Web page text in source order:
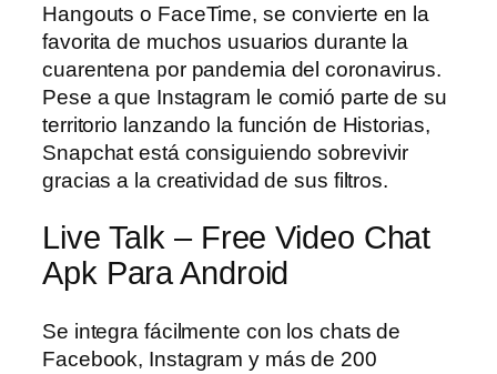
Hangouts o FaceTime, se convierte en la
favorita de muchos usuarios durante la
cuarentena por pandemia del coronavirus.
Pese a que Instagram le comió parte de su
territorio lanzando la función de Historias,
Snapchat está consiguiendo sobrevivir
gracias a la creatividad de sus filtros.
Live Talk – Free Video Chat
Apk Para Android
Se integra fácilmente con los chats de
Facebook, Instagram y más de 200